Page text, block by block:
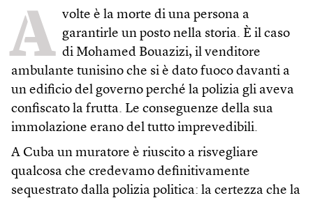
A volte è la morte di una persona a
garantirle un posto nella storia. È il caso
di Mohamed Bouazizi, il venditore
ambulante tunisino che si è dato fuoco davanti a
un edificio del governo perché la polizia gli aveva
confiscato la frutta. Le conseguenze della sua
immolazione erano del tutto imprevedibili.
A Cuba un muratore è riuscito a risvegliare
qualcosa che credevamo definitivamente
sequestrato dalla polizia politica: la certezza che la